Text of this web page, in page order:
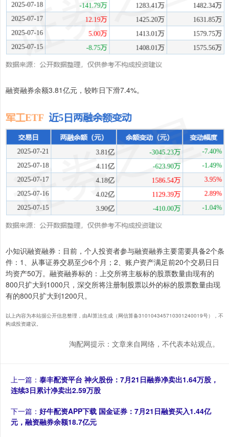
融资融券余额3.81亿元，较昨日下滑7.4%。
小知识融资融券：目前，个人投资者参与融资融券主要需要具备2个条
件：1、从事证券交易至少6个月；2、账户资产满足前20个交易日日
均资产50万。融资融券标的：上交所将主板标的股票数量由现有的
800只扩大到1000只，深交所将注册制股票以外的标的股票数量由现
有的800只扩大到1200只。
以上内容为本站据公开信息整理，由AI算法生成（网信算备310104345710301240019号），不
构成投资建议。
淘配网提示：文章来自网络，不代表本站观点。
上一篇： 泰丰配资平台 神火股份：7月21日融券净卖出1.64万股，
连续3日累计净卖出2.59万股
下一篇： 好牛配资APP下载 国金证券：7月21日融资买入1.44亿
元，融资融券余额18.7亿元